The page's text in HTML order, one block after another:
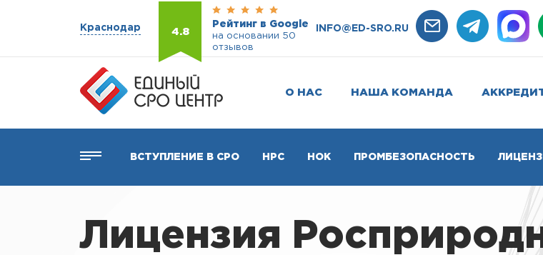
Краснодар 4.8
Рейтинг в Google
на основании 50
отзывов
INFO@ED-SRO.RU
О НАС НАША КОМАНДА
ВСТУПЛЕНИЕ В СРО НРС НОК ПРОМБЕЗОПАСНОСТЬ
Лицензия